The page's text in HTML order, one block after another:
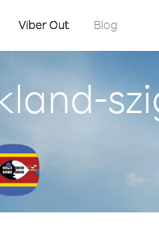
Viber Out Blog